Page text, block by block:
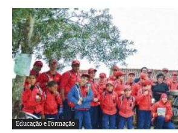
Educação e Formação